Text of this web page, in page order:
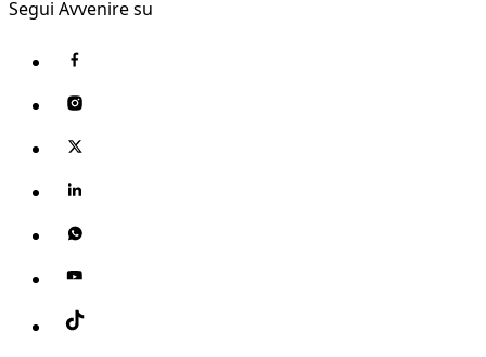
Segui Avvenire su